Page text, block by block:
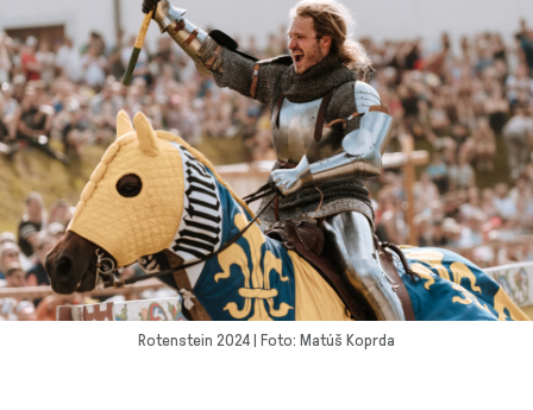
Rotenstein 2024 | Foto: Matúš Koprda